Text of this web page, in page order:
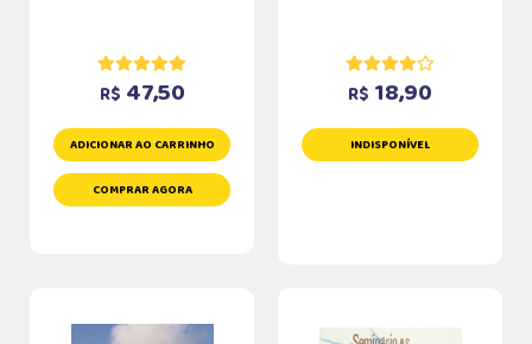
R$ 47,50
ADICIONAR AO CARRINHO
COMPRAR AGORA
R$ 18,90
INDISPONÍVEL